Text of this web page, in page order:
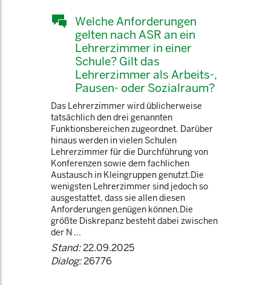
Welche Anforderungen
gelten nach ASR an ein
Lehrerzimmer in einer
Schule? Gilt das
Lehrerzimmer als Arbeits-,
Pausen- oder Sozialraum?
Das Lehrerzimmer wird üblicherweise
tatsächlich den drei genannten
Funktionsbereichen zugeordnet. Darüber
hinaus werden in vielen Schulen
Lehrerzimmer für die Durchführung von
Konferenzen sowie dem fachlichen
Austausch in Kleingruppen genutzt.Die
wenigsten Lehrerzimmer sind jedoch so
ausgestattet, dass sie allen diesen
Anforderungen genügen können.Die
größte Diskrepanz besteht dabei zwischen
der N ...
Stand:22.09.2025
Dialog:26776